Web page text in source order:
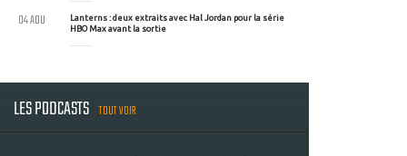
Lanterns : deux extraits avec Hal Jordan pour la série
HBO Max avant la sortie
04 AOU
LES PODCASTS TOUT VOIR